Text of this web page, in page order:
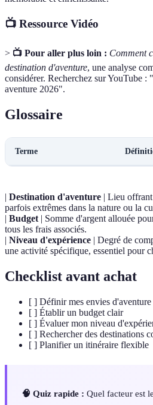
📺 Ressource Vidéo
> 📺 Pour aller plus loin : Comment
destination d'aventure, une analyse
considérer. Recherchez sur YouTube :
aventure 2026".
Glossaire
Terme
| Destination d'aventure | Lieu
parfois extrêmes dans la nature ou la
| Budget | Somme d'argent allouée
tous les frais associés.
| Niveau d'expérience | Degré de
une activité spécifique, essentiel pour
Checklist avant achat
[ ] Définir mes envies d'aventure
[ ] Établir un budget clair
[ ] Évaluer mon niveau
[ ] Rechercher des destinations
[ ] Planifier un itinéraire flexible
🧠 Quiz rapide : Quel facteur est